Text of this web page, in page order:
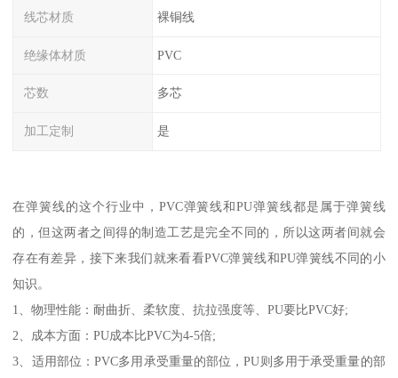
线芯材质 裸铜线
绝缘体材质 PVC
芯数 多芯
加工定制 是
在弹簧线的这个行业中，PVC弹簧线和PU弹簧线都是属于弹簧线
的，但这两者之间得的制造工艺是完全不同的，所以这两者间就会
存在有差异，接下来我们就来看看PVC弹簧线和PU弹簧线不同的小
知识。
1、物理性能：耐曲折、柔软度、抗拉强度等、PU要比PVC好;
2、成本方面：PU成本比PVC为4-5倍;
3、适用部位：PVC多用承受重量的部位，PU则多用于承受重量的部